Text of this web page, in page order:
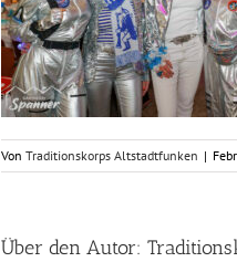
Von Traditionskorps Altstadtfunken |
Über den Autor: